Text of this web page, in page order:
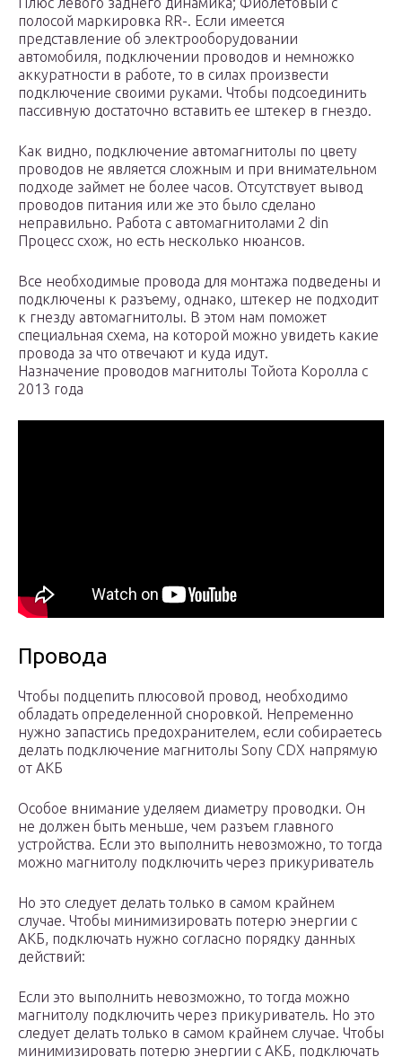
полосой маркировка RR-. Если имеется
представление об электрооборудовании
автомобиля, подключении проводов и немножко
аккуратности в работе, то в силах произвести
подключение своими руками. Чтобы подсоединить
пассивную достаточно вставить ее штекер в гнездо.
Как видно, подключение автомагнитолы по цвету
проводов не является сложным и при внимательном
подходе займет не более часов. Отсутствует вывод
проводов питания или же это было сделано
неправильно. Работа с автомагнитолами 2 din
Процесс схож, но есть несколько нюансов.
Все необходимые провода для монтажа подведены и
подключены к разъему, однако, штекер не подходит
к гнезду автомагнитолы. В этом нам поможет
специальная схема, на которой можно увидеть какие
провода за что отвечают и куда идут.
Назначение проводов магнитолы Тойота Королла с
2013 года
Провода
Чтобы подцепить плюсовой провод, необходимо
обладать определенной сноровкой. Непременно
нужно запастись предохранителем, если собираетесь
делать подключение магнитолы Sony CDX напрямую
от АКБ
Особое внимание уделяем диаметру проводки. Он
не должен быть меньше, чем разъем главного
устройства. Если это выполнить невозможно, то тогда
можно магнитолу подключить через прикуриватель
Но это следует делать только в самом крайнем
случае. Чтобы минимизировать потерю энергии с
АКБ, подключать нужно согласно порядку данных
действий:
Если это выполнить невозможно, то тогда можно
магнитолу подключить через прикуриватель. Но это
следует делать только в самом крайнем случае. Чтобы
минимизировать потерю энергии с АКБ, подключать